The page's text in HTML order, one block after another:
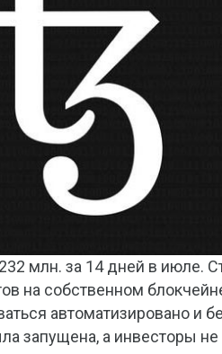
млн. за 14 дней в июле.
на собственном
автоматизировано и
запущена, а инвесторы